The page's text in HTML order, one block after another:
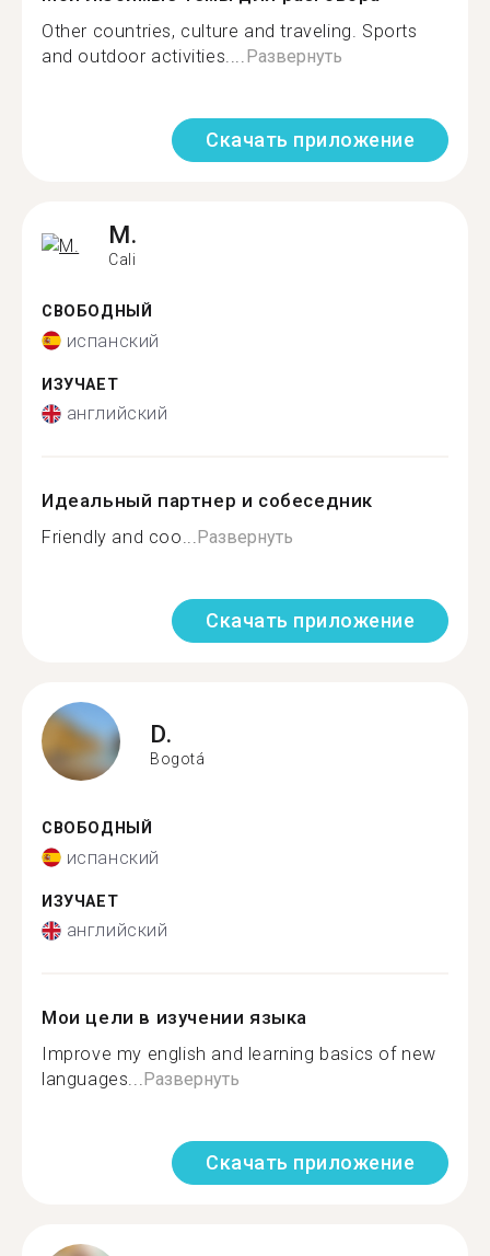
Other countries, culture and traveling. Sports
and outdoor activities....Развернуть
Скачать приложение
M.
Cali
СВОБОДНЫЙ
испанский
ИЗУЧАЕТ
английский
Идеальный партнер и собеседник
Friendly and coo...Развернуть
Скачать приложение
D.
Bogotá
СВОБОДНЫЙ
испанский
ИЗУЧАЕТ
английский
Мои цели в изучении языка
Improve my english and learning basics of new
languages...Развернуть
Скачать приложение